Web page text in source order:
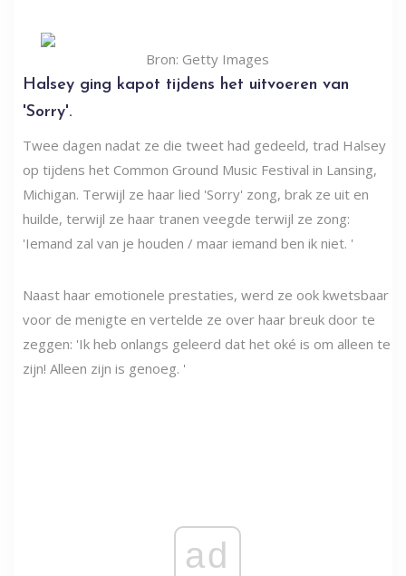
Bron: Getty Images
Halsey ging kapot tijdens het uitvoeren van
'Sorry'.
Twee dagen nadat ze die tweet had gedeeld, trad Halsey
op tijdens het Common Ground Music Festival in Lansing,
Michigan. Terwijl ze haar lied 'Sorry' zong, brak ze uit en
huilde, terwijl ze haar tranen veegde terwijl ze zong:
'Iemand zal van je houden / maar iemand ben ik niet. '
Naast haar emotionele prestaties, werd ze ook kwetsbaar
voor de menigte en vertelde ze over haar breuk door te
zeggen: 'Ik heb onlangs geleerd dat het oké is om alleen te
zijn! Alleen zijn is genoeg. '
ad